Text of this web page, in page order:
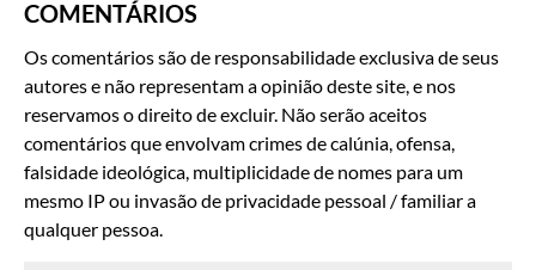
COMENTÁRIOS
Os comentários são de responsabilidade exclusiva de seus
autores e não representam a opinião deste site, e nos
reservamos o direito de excluir. Não serão aceitos
comentários que envolvam crimes de calúnia, ofensa,
falsidade ideológica, multiplicidade de nomes para um
mesmo IP ou invasão de privacidade pessoal / familiar a
qualquer pessoa.